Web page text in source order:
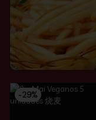
-29%